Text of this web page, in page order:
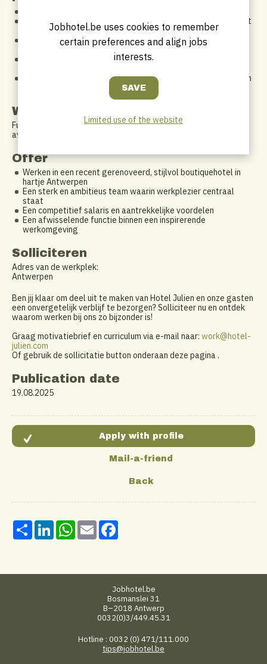
Verantwoordelijk & zelfstandig – Je neemt initiatief en werkt
nauwkeurig
Flexibel & stressbestendig – Geen dag is hetzelfde, en dat
Polyvalent & proactief – Van receptie tot ondersteuning in
Taalvaardig – Nederlands & Engels zijn een must, Frans is een
Work Schedule
Fulltime | Shiftsysteem (week- & weekendwerk, dag- &
avondshifts)
Offer
Werken in een recent gerenoveerd, stijlvol boutiquehotel in
hartje Antwerpen
Een sterk en ambitieus team waarin werkplezier centraal
staat
Een competitief salaris en aantrekkelijke voordelen
Een afwisselende functie binnen een inspirerende
werkomgeving
Solliciteren
Adres van de werkplek:
Antwerpen
Ben jij klaar om deel uit te maken van Hotel Julien en onze gasten
een onvergetelijk verblijf te bezorgen? Solliciteer nu en ontdek
waarom werken bij ons zo bijzonder is!
Graag motivatiebrief en curriculum via e-mail naar: work@hotel-
julien.com
Of gebruik de sollicitatie button onderaan deze pagina .
Publication date
19.08.2025
Share LinkedInWhatsApp
Email
Jobhotel.be
Bosmanslei 31
B–2018 Antwerp
0032(0)3/449.45.31
Hotline : 0032 (0) 471/111.000
tips@jobhotel.be
Jobhotel.be uses cookies to remember
certain preferences and align jobs
interests.
Limited use of the website